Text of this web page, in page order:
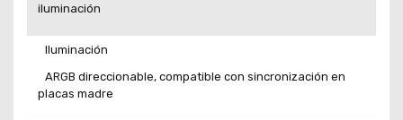
iluminación
Iluminación
ARGB direccionable, compatible con sincronización en
placas madre